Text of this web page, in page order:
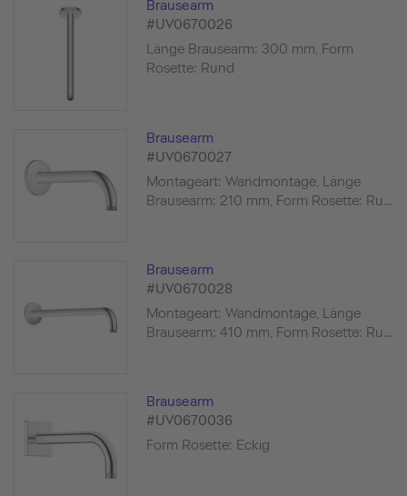
Brausearm
#UV0670026
Länge Brausearm: 300 mm, Form
Rosette: Rund
Brausearm
#UV0670027
Montageart: Wandmontage, Länge
Brausearm: 210 mm, Form Rosette: Ru...
Brausearm
#UV0670028
Montageart: Wandmontage, Länge
Brausearm: 410 mm, Form Rosette: Ru...
Brausearm
#UV0670036
Form Rosette: Eckig